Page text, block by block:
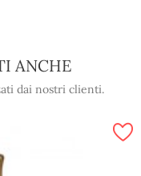
ANCHE
dai nostri clienti.